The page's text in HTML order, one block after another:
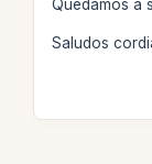
Quedamos a
Saludos